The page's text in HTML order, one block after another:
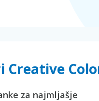
Creative
za najmljašje